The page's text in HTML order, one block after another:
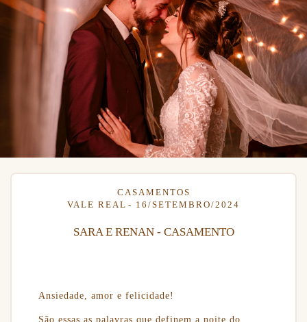
CASAMENTOS
VALE REAL
16/SETEMBRO/2024
SARA E RENAN - CASAMENTO
Ansiedade, amor e felicidade!
São essas as palavras que definem a noite do